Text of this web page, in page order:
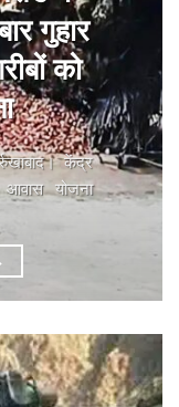
गुहार
को
केंद्र
आवास योजना